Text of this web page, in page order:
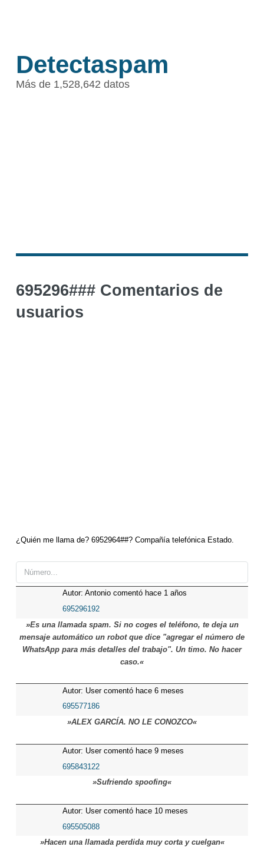
Detectaspam
Más de 1,528,642 datos
695296### Comentarios de
usuarios
¿Quién me llama de? 6952964##? Compañía telefónica Estado.
Autor: Antonio comentó hace 1 años
695296192
»Es una llamada spam. Si no coges el teléfono, te deja un
mensaje automático un robot que dice "agregar el número de
WhatsApp para más detalles del trabajo". Un timo. No hacer
caso.«
Autor: User comentó hace 6 meses
695577186
»ALEX GARCÍA. NO LE CONOZCO«
Autor: User comentó hace 9 meses
695843122
»Sufriendo spoofing«
Autor: User comentó hace 10 meses
695505088
»Hacen una llamada perdida muy corta y cuelgan«